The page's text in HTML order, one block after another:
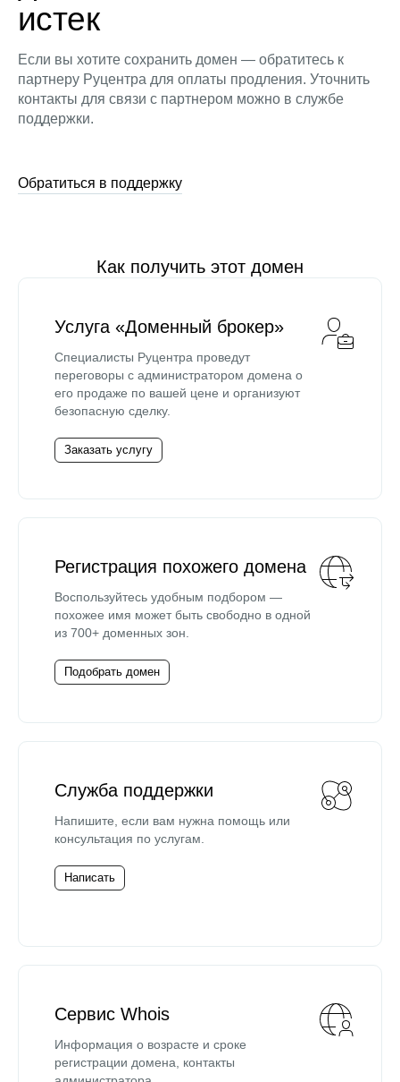
истек
Если вы хотите сохранить домен — обратитесь к
партнеру Руцентра для оплаты продления. Уточнить
контакты для связи с партнером можно в службе
поддержки.
Обратиться в поддержку
Как получить этот домен
Услуга «Доменный брокер»
Специалисты Руцентра проведут
переговоры с администратором домена о
его продаже по вашей цене и организуют
безопасную сделку.
Заказать услугу
Регистрация похожего домена
Воспользуйтесь удобным подбором —
похожее имя может быть свободно в одной
из 700+ доменных зон.
Подобрать домен
Служба поддержки
Напишите, если вам нужна помощь или
консультация по услугам.
Написать
Сервис Whois
Информация о возрасте и сроке
регистрации домена, контакты